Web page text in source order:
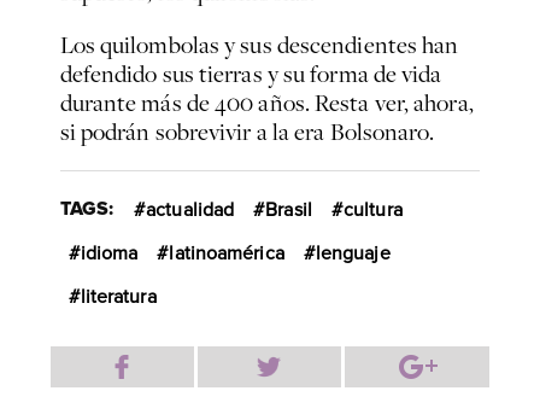
Los quilombolas y sus descendientes han
defendido sus tierras y su forma de vida
durante más de 400 años. Resta ver, ahora,
si podrán sobrevivir a la era Bolsonaro.
TAGS: actualidad Brasil
cultura
idioma
latinoamérica
lenguaje
literatura